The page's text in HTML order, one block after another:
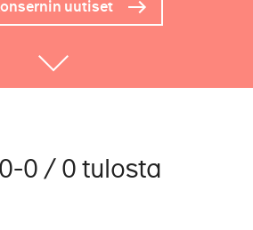
uutiset
0 / 0 tulosta